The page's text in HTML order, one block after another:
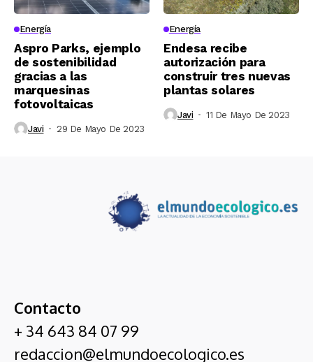
Energía
Aspro Parks, ejemplo
de sostenibilidad
gracias a las
marquesinas
fotovoltaicas
Javi 29 De Mayo De 2023
Energía
Endesa recibe
autorización para
construir tres nuevas
plantas solares
Javi 11 De Mayo De 2023
Contacto
+ 34 643 84 07 99
redaccion@elmundoecologico.es